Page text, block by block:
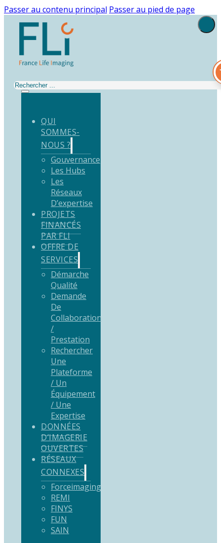
Passer au contenu principal Passer au pied de page
Rechercher
QUI
SOMMES-
NOUS ?
Gouvernance
Les Hubs
Les
Réseaux
D’expertise
PROJETS
FINANCÉS
PAR FLI
OFFRE DE
SERVICES
Démarche
Qualité
Demande
De
Collaboration
/
Prestation
Rechercher
Une
Plateforme
/ Un
Équipement
/ Une
Expertise
DONNÉES
D’IMAGERIE
OUVERTES
RÉSEAUX
CONNEXES
Forceimaging
REMI
FINYS
FUN
SAIN